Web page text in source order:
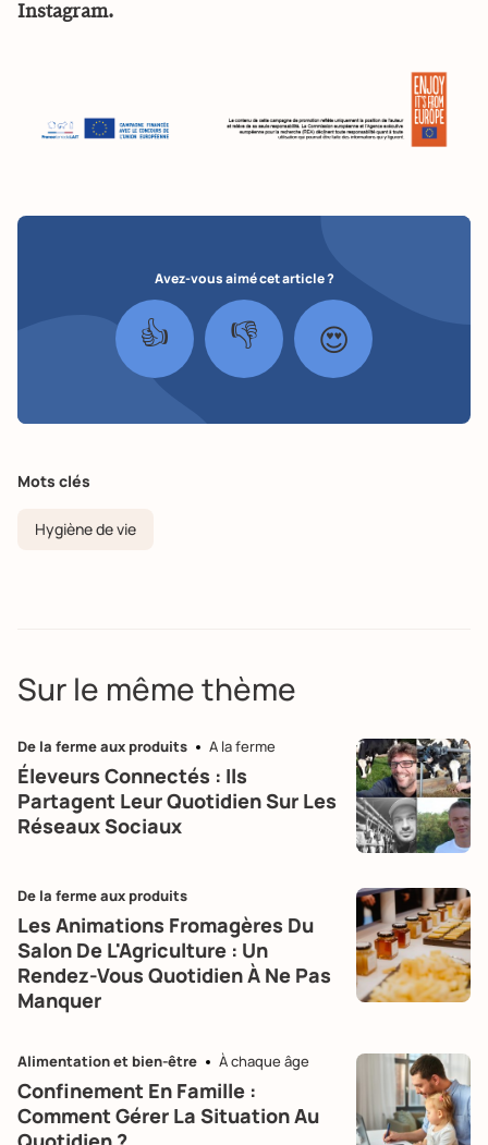
Instagram.
Avez-vous aimé cet article ?
👍 👎 😍
Mots clés
Hygiène de vie
Sur le même thème
De la ferme aux produits A la ferme
Éleveurs Connectés : Ils
Partagent Leur Quotidien Sur Les
Réseaux Sociaux
De la ferme aux produits
Les Animations Fromagères Du
Salon De L'Agriculture : Un
Rendez-Vous Quotidien À Ne Pas
Manquer
Alimentation et bien-être À chaque âge
Confinement En Famille :
Comment Gérer La Situation Au